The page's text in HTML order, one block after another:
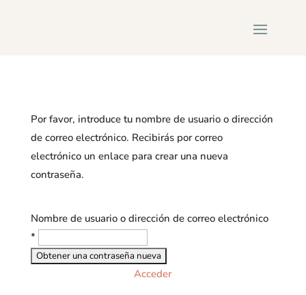
Por favor, introduce tu nombre de usuario o dirección
de correo electrónico. Recibirás por correo
electrónico un enlace para crear una nueva
contraseña.
Nombre de usuario o dirección de correo electrónico
*
Acceder